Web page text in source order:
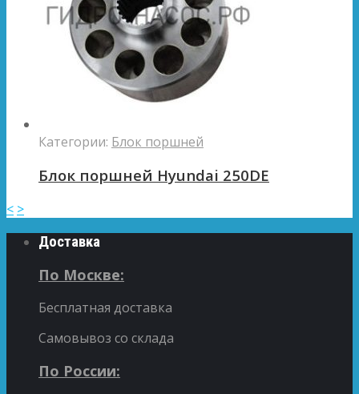
Категории: Блок поршней
Блок поршней Hyundai 250DE
< >
Доставка
По Москве:
Бесплатная доставка
Самовывоз со склада
По России: